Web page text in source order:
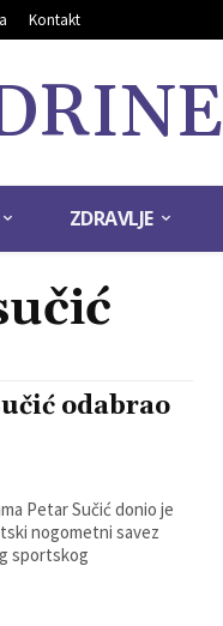
Kontakt
ZDRAVLJE
odabrao
Petar Sučić donio je
nogometni savez
sportskog